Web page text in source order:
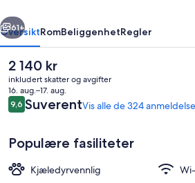
Rom –
Neste
61+
OversiktRomBeliggenhetRegler
Den
nåværende
prisen
er
2 140 kr
2 140 kr
inkludert skatter og avgifter
16. aug.–17. aug.
Anmeldelser
9,69,6 av 10 –
SuverentVis alle de 324
Populære fasiliteter
Kjæledyrvennlig